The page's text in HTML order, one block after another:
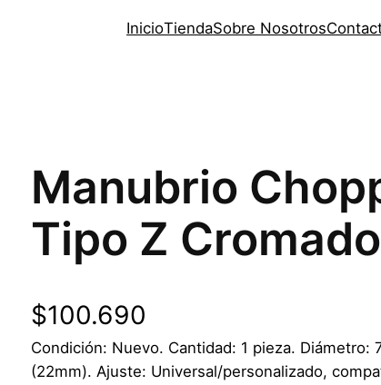
InicioTiendaSobre Nosotros
Manubrio
Tipo Z Cromado
$100.690
Condición: Nuevo. Cantidad: 1 pieza. Diámetro:
(22mm). Ajuste: Universal/personalizado,